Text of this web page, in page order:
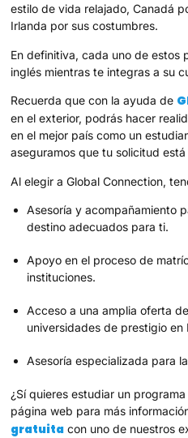
estilo de vida relajado, Canadá
Irlanda por sus costumbres.
En definitiva, cada uno de estos
inglés mientras te integras a su
Recuerda que con la ayuda de
en el exterior, podrás hacer
en el mejor país como un
aseguramos que tu solicitud
Al elegir a Global Connection,
Asesoría y acompañamiento
destino adecuados para ti.
Apoyo en el proceso de
instituciones.
Acceso a una amplia oferta
universidades de prestigio en
Asesoría especializada para
¿Sí quieres estudiar un
página web para más
gratuita con uno de nuestros